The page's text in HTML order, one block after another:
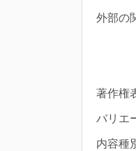
外部の
著作権
バリエ
内容種